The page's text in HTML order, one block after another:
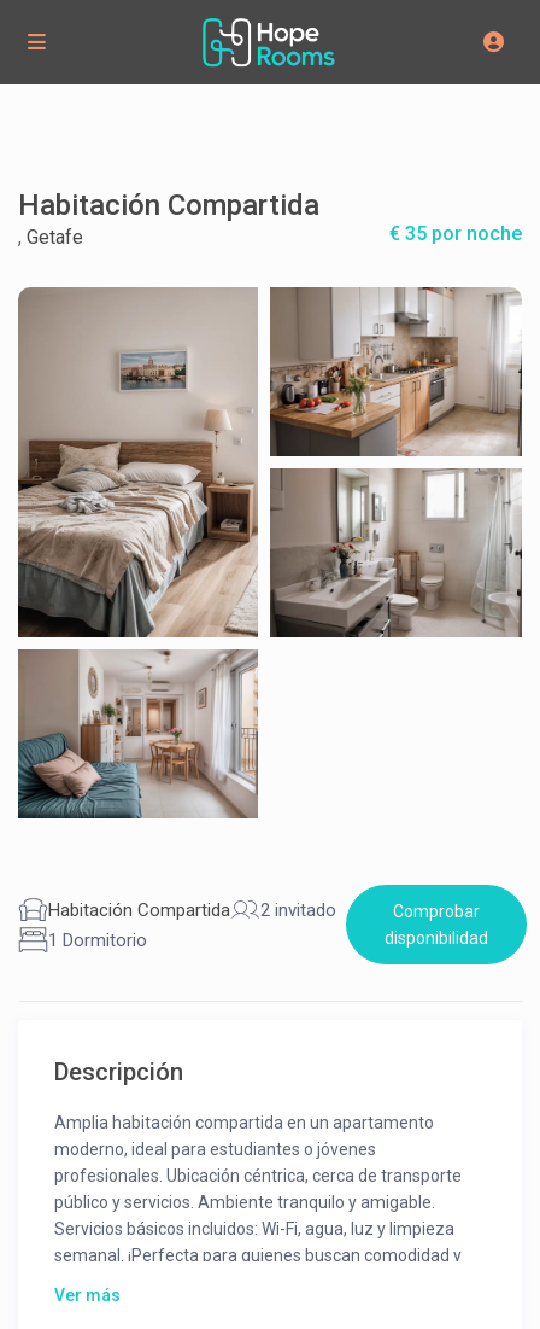
Habitación Compartida
€ 35 por noche
,Getafe
Habitación Compartida
2 invitado
1 Dormitorio
Comprobar
disponibilidad
Descripción
Amplia habitación compartida en un apartamento
moderno, ideal para estudiantes o jóvenes
profesionales. Ubicación céntrica, cerca de transporte
público y servicios. Ambiente tranquilo y amigable.
Servicios básicos incluidos: Wi-Fi, agua, luz y limpieza
semanal. ¡Perfecta para quienes buscan comodidad y
Ver más